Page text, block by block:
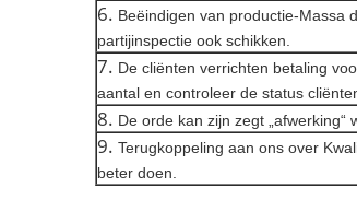
6. Beëindigen van productie-Massa
partijinspectie ook schikken.
7. De cliënten verrichten betaling
aantal en controleer de status
8. De orde kan zijn zegt
9. Terugkoppeling aan ons over
beter doen.